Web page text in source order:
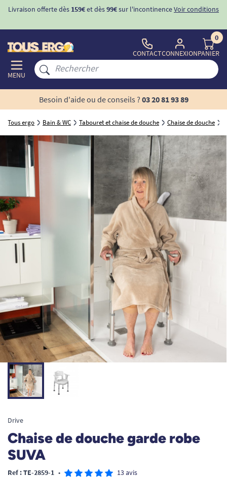
Livraison offerte dès 159€et dès99€sur l'incontinenceVoir conditions
MENU
CONTACTCONNEXION
0
PANIER
Besoin d'aide ou de conseils ? 03 20 81 93 89
Tous ergo Bain & WC Tabouret et chaise de douche Chaise de douche
Drive
Chaise de douche garde robe
SUVA
Ref : TE-2859-1 • 13 avis